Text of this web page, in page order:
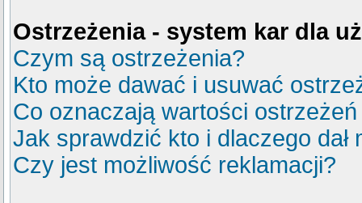
Ostrzeżenia - system kar dla
Czym są ostrzeżenia?
Kto może dawać i usuwać
Co oznaczają wartości
Jak sprawdzić kto i dlaczego dał
Czy jest możliwość reklamacji?